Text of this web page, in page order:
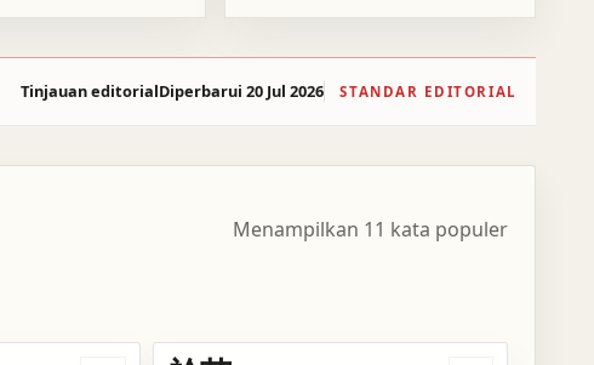
Tinjauan editorialDiperbarui 20 Jul 2026 STANDAR EDITORIAL
Menampilkan 11 kata populer